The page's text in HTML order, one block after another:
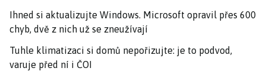
Ihned si aktualizujte Windows. Microsoft opravil přes 600
chyb, dvě z nich už se zneužívají
Tuhle klimatizaci si domů nepořizujte: je to podvod,
varuje před ní i ČOI